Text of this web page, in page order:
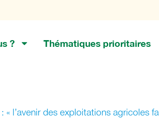
? Thématiques prioritaires
l’avenir des exploitations agricoles